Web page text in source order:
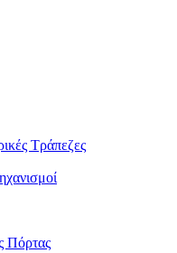
Τράπεζες
Πόρτας